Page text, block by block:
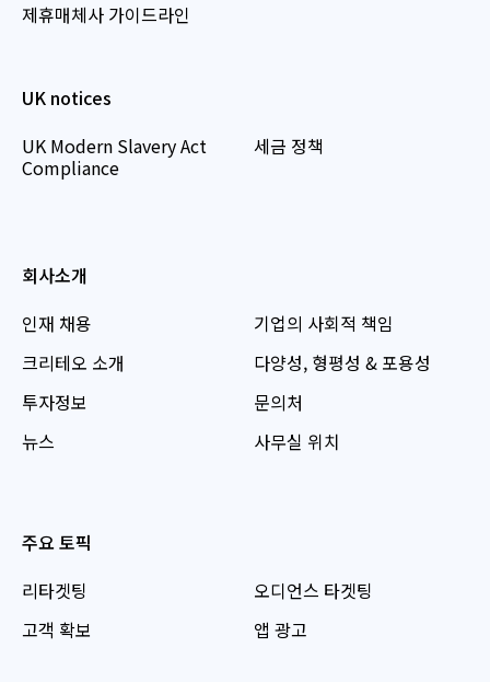
제휴매체사 가이드라인
UK notices
UK Modern Slavery Act
Compliance
세금 정책
회사소개
인재 채용
크리테오 소개
투자정보
뉴스
기업의 사회적 책임
다양성, 형평성 & 포용성
문의처
사무실 위치
주요 토픽
리타겟팅
고객 확보
오디언스 타겟팅
앱 광고